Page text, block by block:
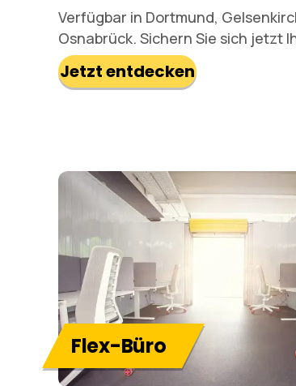
Verfügbar in Dortmund,
Osnabrück. Sichern Sie sich jetzt
Jetzt entdecken
Flex-Büro